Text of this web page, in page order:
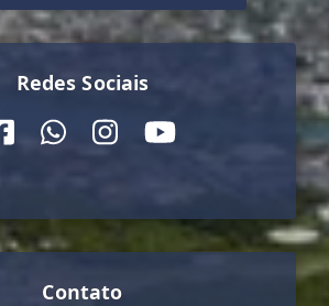
Redes Sociais
Contato